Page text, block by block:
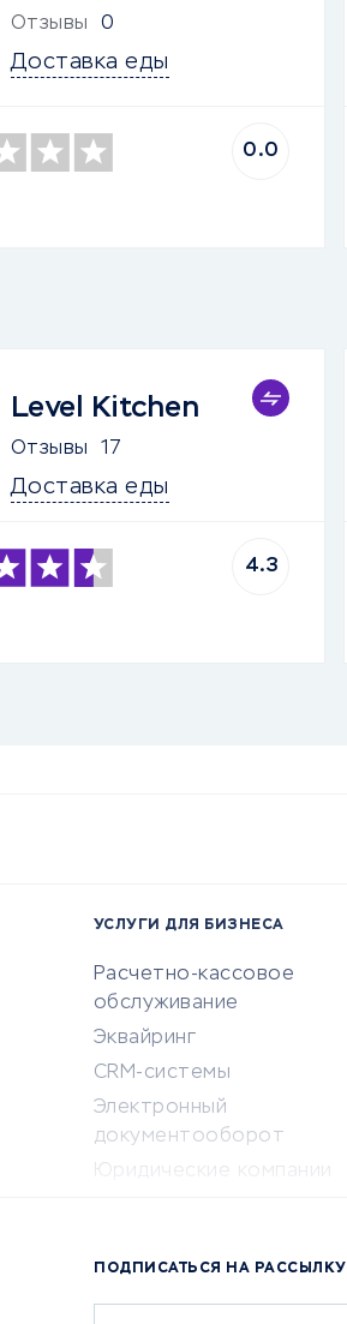
Отзывы 0
Доставка еды
0.0
Level Kitchen
Отзывы 17
Доставка еды
4.3
УСЛУГИ ДЛЯ БИЗНЕСА
Расчетно-кассовое
обслуживание
Эквайринг
CRM-системы
Электронный
документооборот
Юридические компании
Бухгалтерия онлайн
Онлайн-кассы
ПОДПИСАТЬСЯ НА РАССЫЛКУ